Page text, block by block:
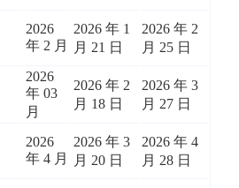
2026
年 2 月
2026 年 1
月 21 日
2026 年 2
月 25 日
2026
年 03
月
2026 年 2
月 18 日
2026 年 3
月 27 日
2026
年 4 月
2026 年 3
月 20 日
2026 年 4
月 28 日